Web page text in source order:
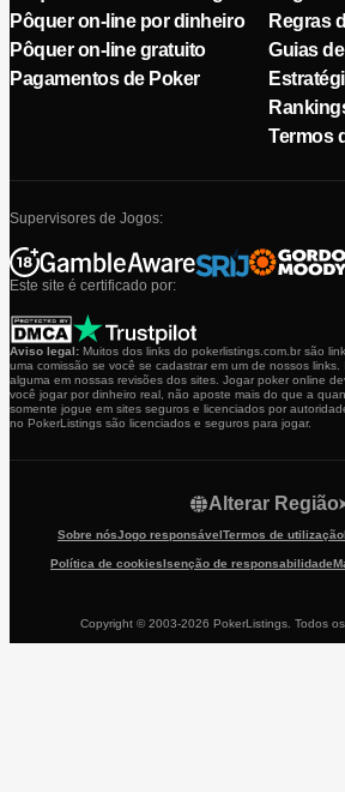
Pôquer on-line por dinheiro
Pôquer on-line gratuito
Pagamentos de Poker
Regras
Guias
Termos
Supervisores de Jogos:
Este site é certificado por:
Aviso legal: Muitos dos links do pokerlistings.com.br são
uma comissão se você se cadastrar em um de nossos
alguma em nossas revisões dos sites. Jogar poker online
você jogar por dinheiro real, não aposte mais do que a
somente jogue em sites seguros e licenciados por
no PokerListings são licenciados e seguros para jogar.
Sobre nósJogo responsável Termos de utilização
Política de cookies Isenção de responsabilidade
Alterar Região
Copyright © 2003-2026 PokerListings. Todos